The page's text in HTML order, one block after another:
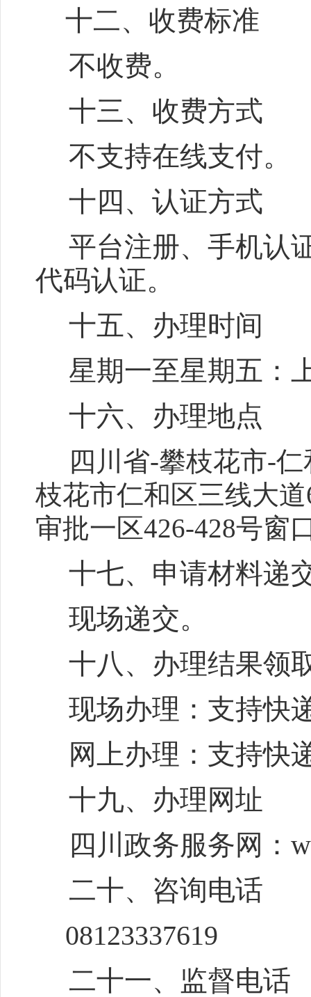
十二、收费标准
不收费。
十三、收费方式
不支持在线支付。
十四、认证方式
平台注册、手机认
代码认证。
十五、办理时间
星期一至星期五：
十六、办理地点
四川省-攀枝花市-
枝花市仁和区三线大
审批一区426-428号窗
十七、申请材料递
现场递交。
十八、办理结果领
现场办理：支持快
网上办理：支持快
十九、办理网址
四川政务服务网：
二十、咨询电话
08123337619
二十一、监督电话